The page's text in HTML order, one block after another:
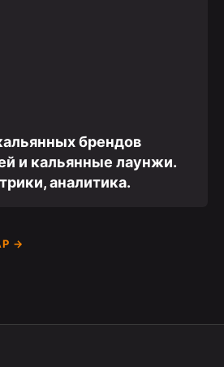
брендов
и кальянные лаунжи.
аналитика.
→